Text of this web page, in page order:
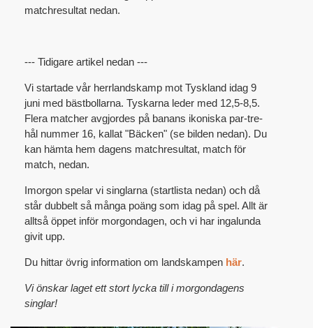
matchresultat nedan.
--- Tidigare artikel nedan ---
Vi startade vår herrlandskamp mot Tyskland idag 9
juni med bästbollarna. Tyskarna leder med 12,5-8,5.
Flera matcher avgjordes på banans ikoniska par-tre-
hål nummer 16, kallat "Bäcken" (se bilden nedan). Du
kan hämta hem dagens matchresultat, match för
match, nedan.
Imorgon spelar vi singlarna (startlista nedan) och då
står dubbelt så många poäng som idag på spel. Allt är
alltså öppet inför morgondagen, och vi har ingalunda
givit upp.
Du hittar övrig information om landskampen här.
Vi önskar laget ett stort lycka till i morgondagens
singlar!